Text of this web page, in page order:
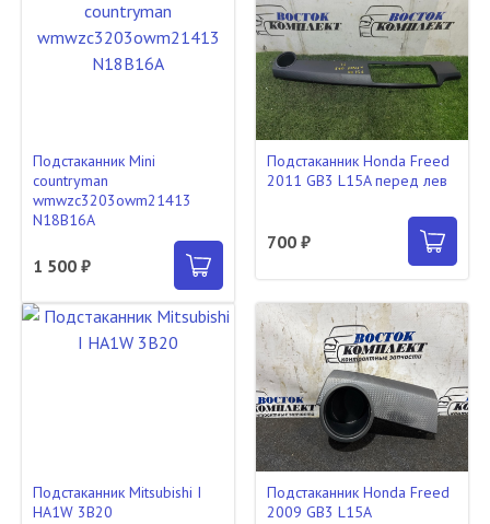
Подстаканник Mini
countryman
wmwzc3203owm21413
N18B16A
1 500 ₽
Подстаканник Honda Freed
2011 GB3 L15A перед лев
700 ₽
Подстаканник Mitsubishi I
HA1W 3B20
Подстаканник Honda Freed
2009 GB3 L15A